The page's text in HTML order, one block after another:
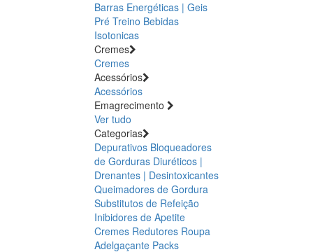
Barras Energéticas | Geis
Pré Treino Bebidas
Isotonicas
Cremes
Cremes
Acessórios
Acessórios
Emagrecimento
Ver tudo
Categorias
Depurativos Bloqueadores
de Gorduras Diuréticos |
Drenantes | Desintoxicantes
Queimadores de Gordura
Substitutos de Refeição
Inibidores de Apetite
Cremes Redutores Roupa
Adelgaçante Packs